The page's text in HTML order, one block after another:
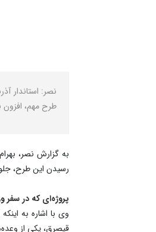
نصر: استاندار
طرح مهم،
به گزارش نصر،
رسیدن این طرح،
پروژه‌ای که در سفر
وی با اشاره به
قیصرق، یکی از